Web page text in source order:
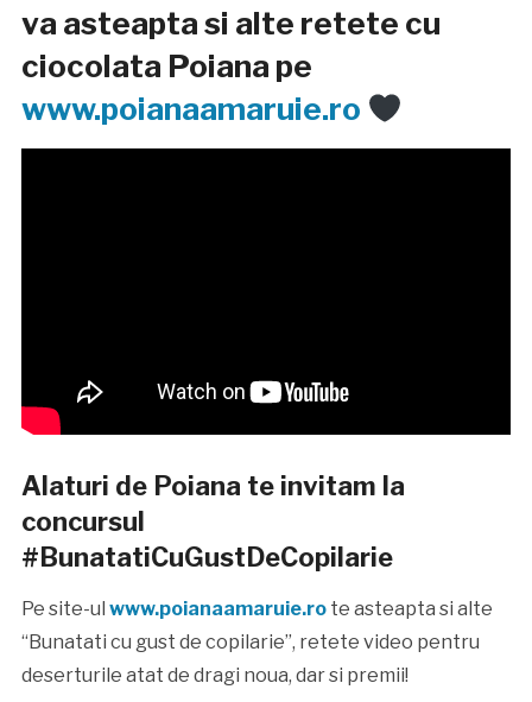
va asteapta si alte retete cu
ciocolata Poiana pe
www.poianaamaruie.ro
Alaturi de Poiana te invitam la
concursul
#BunatatiCuGustDeCopilarie
Pe site-ul www.poianaamaruie.rote asteapta si alte
“Bunatati cu gust de copilarie”, retete video pentru
deserturile atat de dragi noua, dar si premii!